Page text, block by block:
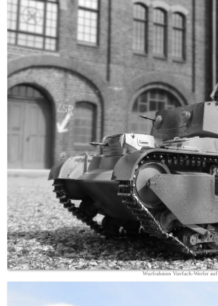
Wurfrahmen Vierfach-Werfer